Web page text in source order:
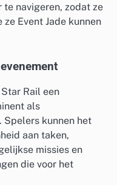
navigeren, zodat ze
Event Jade kunnen
Rail een
als
Spelers kunnen het
aan taken,
missies en
die voor het